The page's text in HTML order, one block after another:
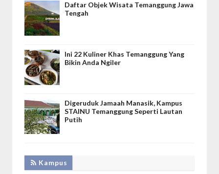
Daftar Objek Wisata Temanggung Jawa
Tengah
Ini 22 Kuliner Khas Temanggung Yang
Bikin Anda Ngiler
Digeruduk Jamaah Manasik, Kampus
STAINU Temanggung Seperti Lautan
Putih
Kampus